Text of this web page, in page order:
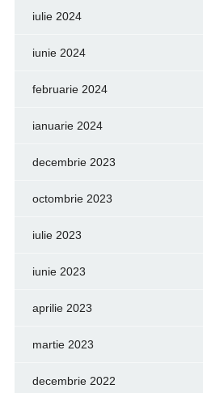
iulie 2024
iunie 2024
februarie 2024
ianuarie 2024
decembrie 2023
octombrie 2023
iulie 2023
iunie 2023
aprilie 2023
martie 2023
decembrie 2022